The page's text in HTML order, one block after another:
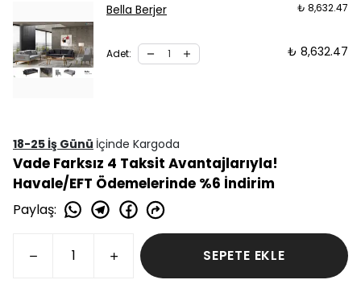
Bella Berjer ₺ 8,632.47
Adet: ₺ 8,632.47
18-25 İş Günü İçinde Kargoda
Vade Farksız 4 Taksit Avantajlarıyla!
Havale/EFT Ödemelerinde %6 İndirim
Paylaş:
SEPETE EKLE